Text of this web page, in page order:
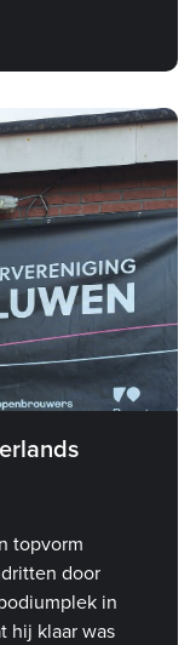
topvorm
door
in
hij klaar was